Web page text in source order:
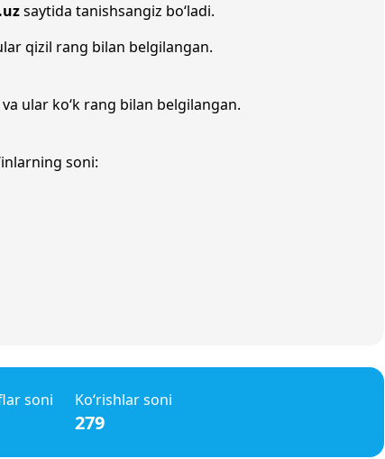
saytida tanishsangiz bo‘ladi.
qizil rang bilan belgilangan.
ular ko‘k rang bilan belgilangan.
soni:
soni Ko‘rishlar soni
279